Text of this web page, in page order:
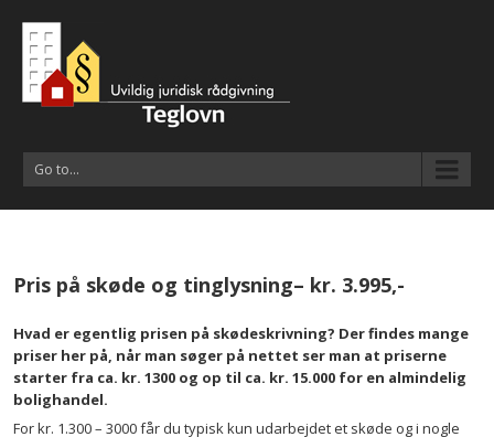
Go to...
Pris på skøde og tinglysning– kr. 3.995,-
Hvad er egentlig prisen på skødeskrivning? Der findes mange
priser her på, når man søger på nettet ser man at priserne
starter fra ca. kr. 1300 og op til ca. kr. 15.000 for en almindelig
bolighandel.
For kr. 1.300 – 3000 får du typisk kun udarbejdet et skøde og i nogle